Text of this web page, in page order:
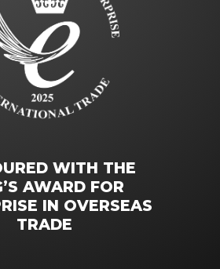
WITH THE
AWARD FOR
IN OVERSEAS
TRADE